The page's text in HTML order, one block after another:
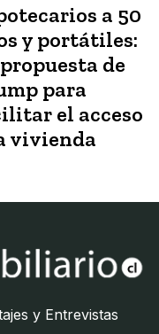
a 50
y portátiles:
de
para
el acceso
vivienda
y Entrevistas